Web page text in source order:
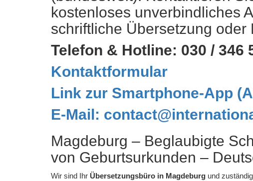
kostenloses unverbindliches
schriftliche Übersetzung oder
Telefon & Hotline: 030 / 346
Kontaktformular
Link zur Smartphone-App
E-Mail:
Magdeburg – Beglaubigte
von Geburtsurkunden –
Wir sind Ihr Übersetzungsbüro in Magdeburg und